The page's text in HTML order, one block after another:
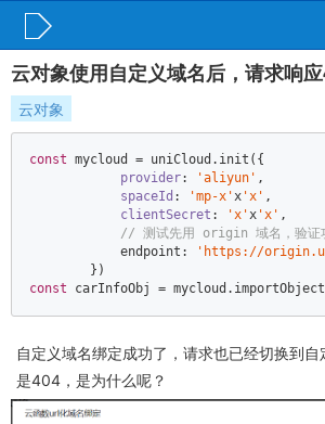
云对象使用自定义域名后，请求响
云对象
const mycloud = uniCloud.init({
provider: 'aliyun' ,
spaceId : 'mp-x'x 'x' ,
clientSecret : 'x'x 'x' ,
// 测试先用 origin 域名，验
            endpoint:
'https://
const carInfoObj =
自定义域名绑定成功了，请求也已经切换到
是404，是为什么呢？